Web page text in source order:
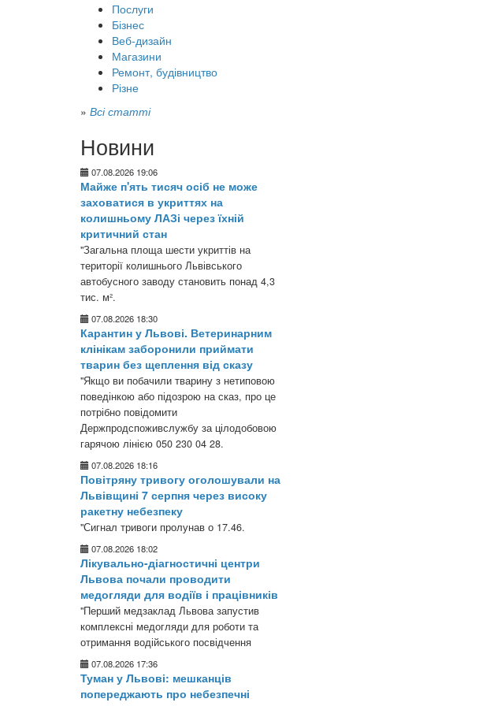
Послуги
Бізнес
Веб-дизайн
Магазини
Ремонт, будівництво
Різне
» Всі статті
Новини
07.08.2026 19:06
Майже п'ять тисяч осіб не може
заховатися в укриттях на
колишньому ЛАЗі через їхній
критичний стан
"Загальна площа шести укриттів на
території колишнього Львівського
автобусного заводу становить понад 4,3
тис. м².
07.08.2026 18:30
Карантин у Львові. Ветеринарним
клінікам заборонили приймати
тварин без щеплення від сказу
"Якщо ви побачили тварину з нетиповою
поведінкою або підозрою на сказ, про це
потрібно повідомити
Держпродспоживслужбу за цілодобовою
гарячою лінією 050 230 04 28.
07.08.2026 18:16
Повітряну тривогу оголошували на
Львівщині 7 серпня через високу
ракетну небезпеку
"Сигнал тривоги пролунав о 17.46.
07.08.2026 18:02
Лікувально-діагностичні центри
Львова почали проводити
медогляди для водіїв і працівників
"Перший медзаклад Львова запустив
комплексні медогляди для роботи та
отримання водійського посвідчення
07.08.2026 17:36
Туман у Львові: мешканців
попереджають про небезпечні